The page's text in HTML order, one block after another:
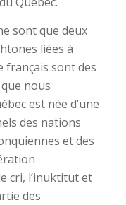
sont que deux
liées à
français sont des
nous
est née d’une
des nations
et des
cri, l’inuktitut et
des